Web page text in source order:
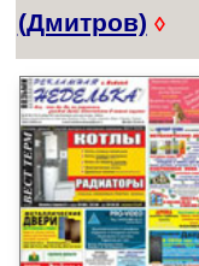
(Дмитров) ◊